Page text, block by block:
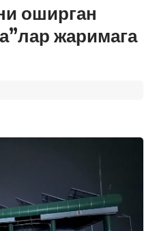
оширган
жаримага